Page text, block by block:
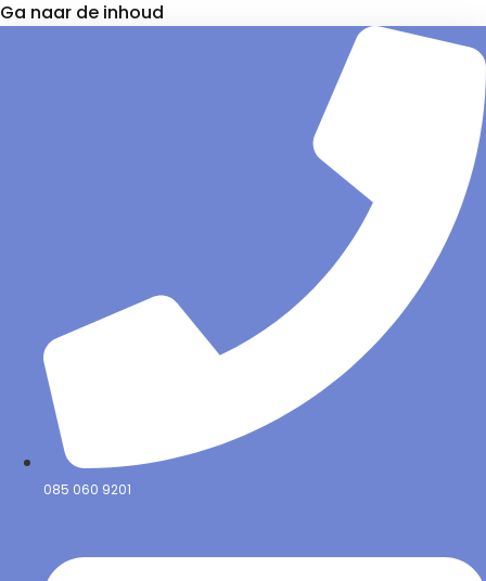
Ga naar de inhoud
085 060 9201